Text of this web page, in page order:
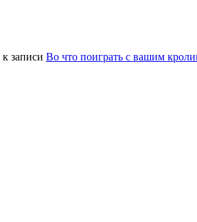
к записи Во что поиграть с вашим